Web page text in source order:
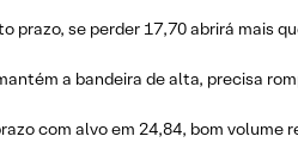
prazo, se perder 17,70 abrirá mais
a bandeira de alta, precisa
com alvo em 24,84, bom volume